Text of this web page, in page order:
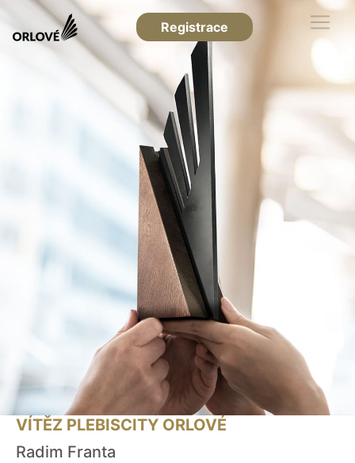
Registrace
VÍTĚZ PLEBISCITY ORLOVÉ
Radim Franta